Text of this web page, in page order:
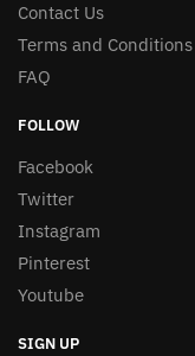
Contact Us
Terms and Conditions
FAQ
FOLLOW
Facebook
Twitter
Instagram
Pinterest
Youtube
SIGN UP